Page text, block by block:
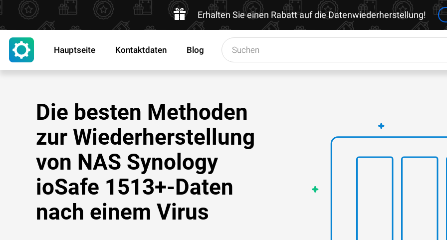
Erhalten Sie einen Rabatt auf die Datenwiederherstellung!
Hauptseite Kontaktdaten Blog
Die besten Methoden
zur Wiederherstellung
von NAS Synology
ioSafe 1513+-Daten
nach einem Virus